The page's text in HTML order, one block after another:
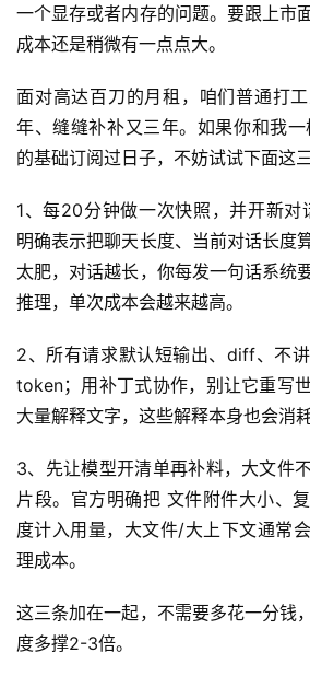
一个显存或者内存的问题。要跟上市
成本还是稍微有一点点大。
面对高达百刀的月租，咱们普通打
年、缝缝补补又三年。如果你和我
的基础订阅过日子，不妨试试下面这
1、每20分钟做一次快照，并开新
明确表示把聊天长度、当前对话长度
太肥，对话越长，你每发一句话系统
推理，单次成本会越来越高。
2、所有请求默认短输出、diff、不
token；用补丁式协作，别让它重写
大量解释文字，这些解释本身也会消
3、先让模型开清单再补料，大文件
片段。官方明确把 文件附件大小、
度计入用量，大文件/大上下文通常
理成本。
这三条加在一起，不需要多花一分钱
度多撑2-3倍。